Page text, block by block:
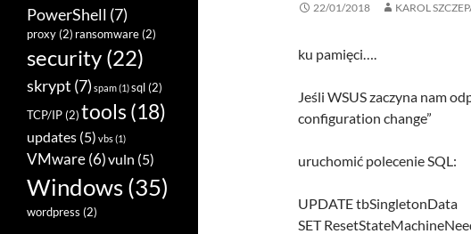
22/01/2018 KAROL
ku pamięci….
Jeśli WSUS zaczyna nam
configuration change”
uruchomić polecenie SQL:
UPDATE tbSingletonData
SET
PowerShell (7)
proxy(2) ransomware(2)
security (22)
skrypt (7) spam(1)sql(2)
TCP/IP(2)tools (18)
updates (5) vbs(1)
VMware(6)vuln (5)
Windows(35)
wordpress (2)